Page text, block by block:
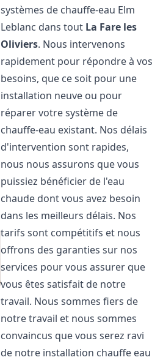
systèmes de chauffe-eau Elm
Leblanc dans tout La Fare les
Oliviers. Nous intervenons
rapidement pour répondre à vos
besoins, que ce soit pour une
installation neuve ou pour
réparer votre système de
chauffe-eau existant. Nos délais
d'intervention sont rapides,
nous nous assurons que vous
puissiez bénéficier de l'eau
chaude dont vous avez besoin
dans les meilleurs délais. Nos
tarifs sont compétitifs et nous
offrons des garanties sur nos
services pour vous assurer que
vous êtes satisfait de notre
travail. Nous sommes fiers de
notre travail et nous sommes
convaincus que vous serez ravi
de notre installation chauffe eau